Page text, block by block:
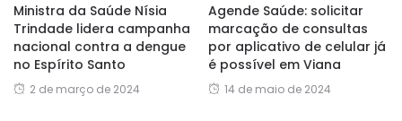
Ministra da Saúde Nísia
Trindade lidera campanha
nacional contra a dengue
no Espírito Santo
2 de março de 2024
Agende Saúde: solicitar
marcação de consultas
por aplicativo de celular já
é possível em Viana
14 de maio de 2024